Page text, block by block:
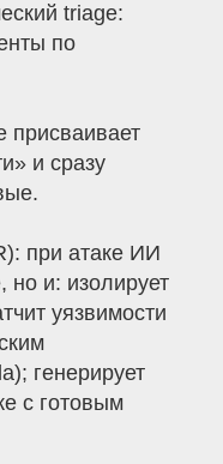
triage:
по
присваивает
и сразу
при атаке ИИ
но и: изолирует
уязвимости
генерирует
с готовым